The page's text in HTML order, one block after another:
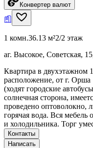
Конвертер валют
1 комн.36.13 м²2/2 этаж
аг. Высокое, Советская,
Квартира в двухэтажном
расположение, от г.
(ходят городские
солнечная сторона,
проведено оптоволокно,
горячая вода. Вся мебель
и холодильника. Торг
Контакты
Написать